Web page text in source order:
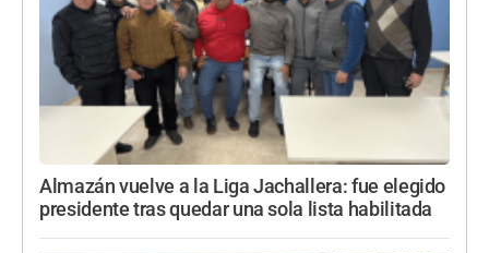
Almazán vuelve a la Liga Jachallera: fue elegido
presidente tras quedar una sola lista habilitada